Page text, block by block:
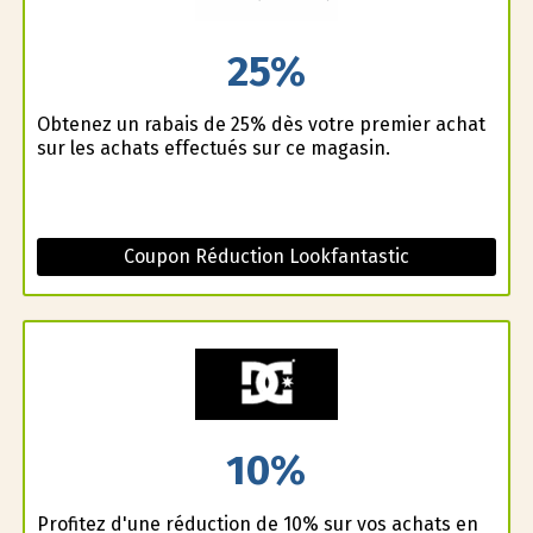
25%
Obtenez un rabais de 25% dès votre premier achat
sur les achats effectués sur ce magasin.
Coupon Réduction Lookfantastic
10%
Profitez d'une réduction de 10% sur vos achats en